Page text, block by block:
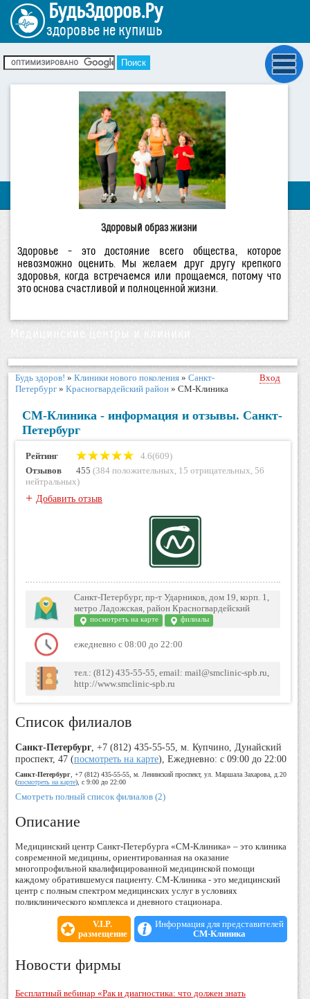
БудьЗдоров.Ру
здоровье не купишь
Здоровый образ жизни
Здоровье – это достояние всего общества, которое
невозможно оценить. Мы желаем друг другу крепкого
здоровья, когда встречаемся или прощаемся, потому что
это основа счастливой и полноценной жизни.
Медицинские центры и клиники
Будь здоров! » Клиники нового поколения » Санкт-
Петербург » Красногвардейский район » СМ-Клиника
Вход
СМ-Клиника - информация и отзывы. Санкт-
Петербург
Рейтинг
4.6(609)
Отзывов
455 (384 положительных, 15 отрицательных, 56
нейтральных)
+ Добавить отзыв
Санкт-Петербург, пр-т Ударников, дом 19, корп. 1,
метро Ладожская, район Красногвардейский
посмотреть на карте филиалы
ежедневно с 08:00 до 22:00
тел.: (812) 435-55-55, email: mail@smclinic-spb.ru,
http://www.smclinic-spb.ru
Список филиалов
Санкт-Петербург , +7 (812) 435-55-55, м. Купчино, Дунайский
проспект, 47 (посмотреть на карте), Ежедневно: с 09:00 до 22:00
Санкт-Петербург , +7 (812) 435-55-55, м. Ленинский проспект, ул. Маршала Захарова, д.20
(посмотреть на карте), с 9:00 до 22:00
Смотреть полный список филиалов (2)
Описание
Медицинский центр Санкт-Петербурга «СМ-Клиника» – это клиника
современной медицины, ориентированная на оказание
многопрофильной квалифицированной медицинской помощи
каждому обратившемуся пациенту. СМ-Клиника - это медицинский
центр с полным спектром медицинских услуг в условиях
поликлинического комплекса и дневного стационара.
V.I.P.
размещение
Информация для представителей
СМ-Клиника
Новости фирмы
Бесплатный вебинар «Рак и диагностика: что должен знать